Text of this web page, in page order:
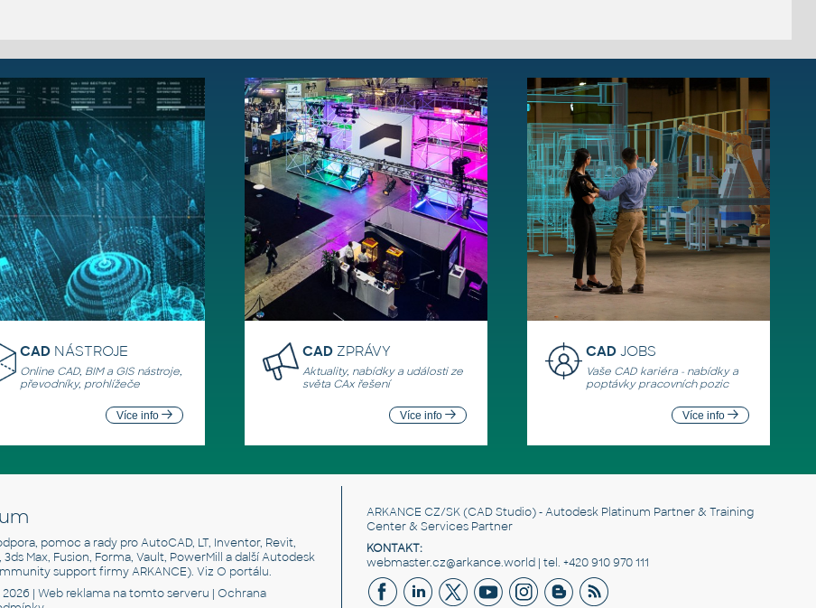
CAD NÁSTROJE
Online CAD, BIM a GIS nástroje,
převodníky, prohlížeče
Více info
CAD ZPRÁVY
Aktuality, nabídky a události ze
světa CAx řešení
Více info
CADJOBS
Vaše CAD kariéra - nabídky a
poptávky pracovních pozic
Více info
pomoc a rady pro AutoCAD, LT, Inventor, Revit,
3ds Max, Fusion, Forma, Vault, PowerMill a další Autodesk
support firmy ARKANCE). Viz O portálu.
| Web reklamana tomto serveru | Ochrana
ARKANCE CZ/SK(CAD Studio) - Autodesk Platinum Partner & Training
Center & Services Partner
KONTAKT:
webmaster.cz@arkance.world | tel. +420 910 970 111